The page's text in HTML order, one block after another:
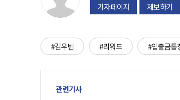
기자페이지 제보하기
#김우빈 #리워드 #입출금통
관련기사